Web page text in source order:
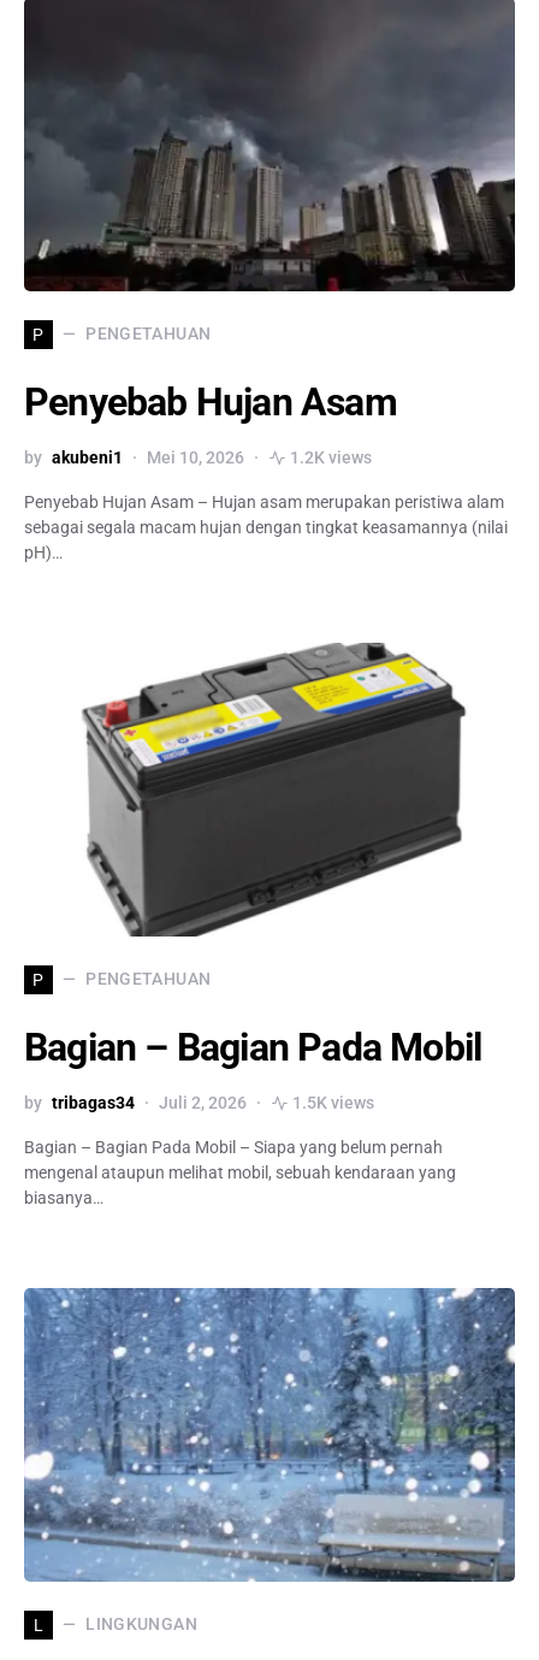
P PENGETAHUAN
Penyebab Hujan Asam
by akubeni1 Mei 10, 2026 1.2K views
Penyebab Hujan Asam – Hujan asam merupakan peristiwa alam
sebagai segala macam hujan dengan tingkat keasamannya (nilai
pH)…
P PENGETAHUAN
Bagian – Bagian Pada Mobil
by tribagas34 Juli 2, 2026 1.5K views
Bagian – Bagian Pada Mobil – Siapa yang belum pernah
mengenal ataupun melihat mobil, sebuah kendaraan yang
biasanya…
L LINGKUNGAN